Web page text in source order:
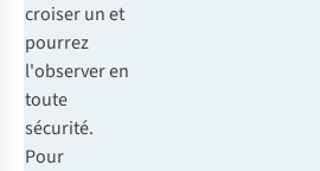
croiser un et
pourrez
l'observer en
toute
sécurité.
Pour